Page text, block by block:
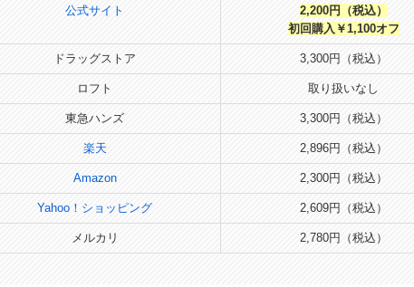
公式サイト
2,200円（税込）
初回購入￥1,100オフ
ドラッグストア 3,300円（税込）
ロフト 取り扱いなし
東急ハンズ 3,300円（税込）
楽天 2,896円（税込）
Amazon 2,300円（税込）
Yahoo！ショッピング 2,609円（税込）
メルカリ 2,780円（税込）